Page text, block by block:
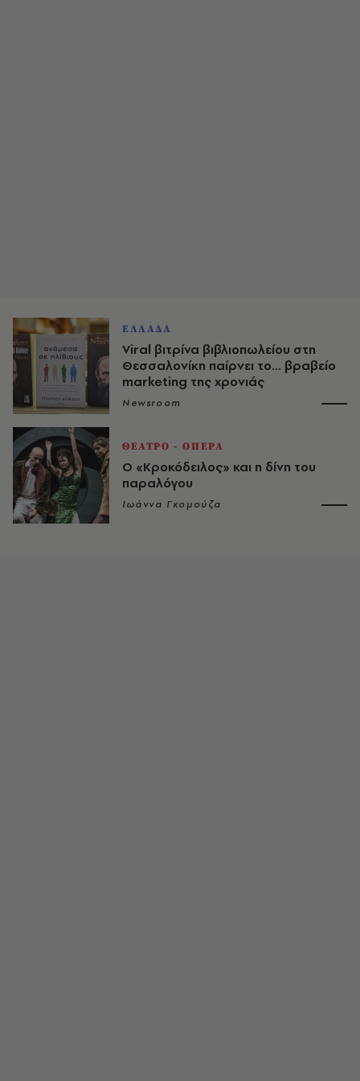
ΕΛΛΑΔΑ
Viral βιτρίνα βιβλιοπωλείου στη
Θεσσαλονίκη παίρνει το... βραβείο
marketing της χρονιάς
Newsroom
ΘΕΑΤΡΟ - ΟΠΕΡΑ
Ο «Κροκόδειλος» και η δίνη του
παραλόγου
Ιωάννα Γκομούζα